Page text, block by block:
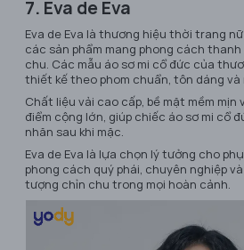
7. Eva de Eva
Eva de Eva là thương hiệu thời trang
các sản phẩm mang phong cách
chu. Các mẫu áo sơ mi cổ đức của
thiết kế theo phom chuẩn, tôn dáng và
Chất liệu vải cao cấp, bề mặt mềm mịn
điểm cộng lớn, giúp chiếc áo sơ mi cổ
nhăn sau khi mặc.
Eva de Eva là lựa chọn lý tưởng cho
phong cách quý phái, chuyên nghiệp
tượng chỉn chu trong mọi hoàn cảnh.